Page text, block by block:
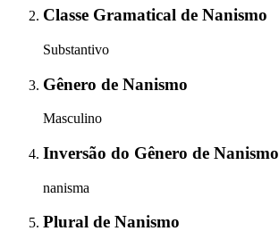
Classe Gramatical de Nanismo
Substantivo
Gênero de Nanismo
Masculino
Inversão do Gênero de Nanismo
nanisma
Plural de Nanismo